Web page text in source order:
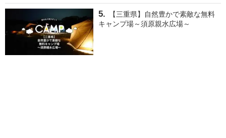
【三重県】自然豊かで素敵な無料
キャンプ場～須原親水広場～